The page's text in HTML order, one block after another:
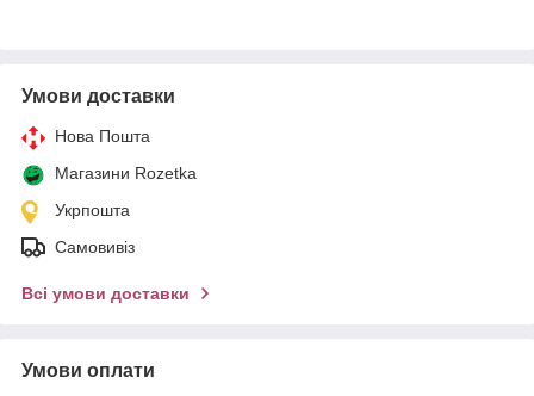
Умови доставки
Нова Пошта
Магазини Rozetka
Укрпошта
Самовивіз
Всі умови доставки
Умови оплати